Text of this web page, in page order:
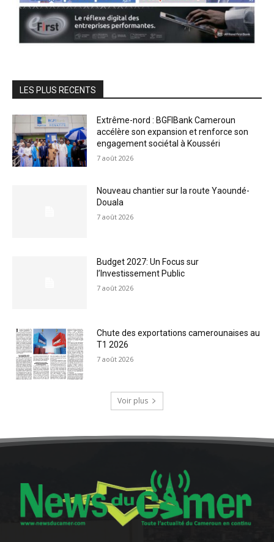
LES PLUS RECENTS
Extrême-nord : BGFIBank Cameroun
accélère son expansion et renforce son
engagement sociétal à Kousséri
7 août 2026
Nouveau chantier sur la route Yaoundé-
Douala
7 août 2026
Budget 2027: Un Focus sur
l’Investissement Public
7 août 2026
Chute des exportations camerounaises au
T1 2026
7 août 2026
Voir plus